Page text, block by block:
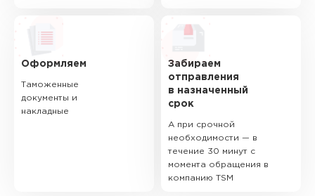
Оформляем
Таможенные
документы и
накладные
Забираем
отправления
в назначенный
срок
А при срочной
необходимости — в
течение 30 минут с
момента обращения в
компанию TSM